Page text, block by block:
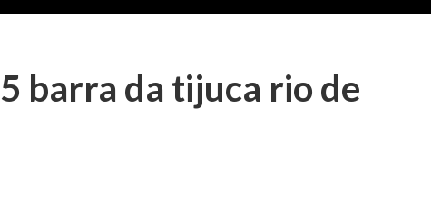
barra da tijuca rio de